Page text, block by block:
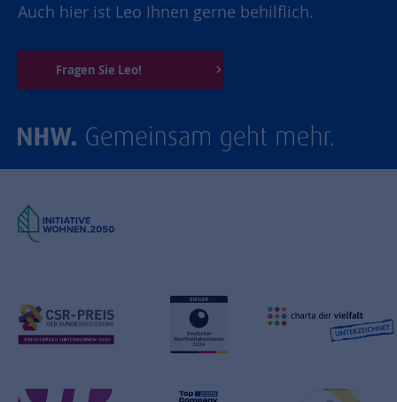
Auch hier ist Leo Ihnen gerne behilflich.
Fragen Sie Leo!